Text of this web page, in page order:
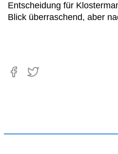
Entscheidung für
Blick überraschend, aber